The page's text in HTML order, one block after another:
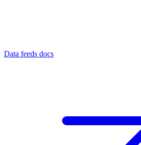
Data feeds docs